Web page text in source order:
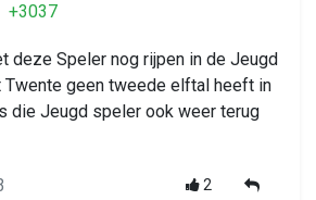
+3037
deze Speler nog rijpen in de Jeugd
Twente geen tweede elftal heeft in
die Jeugd speler ook weer terug
2